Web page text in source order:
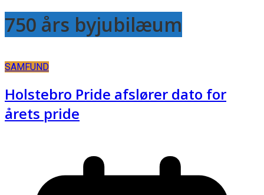
750 års byjubilæum
SAMFUND
Holstebro Pride afslører dato for
årets pride